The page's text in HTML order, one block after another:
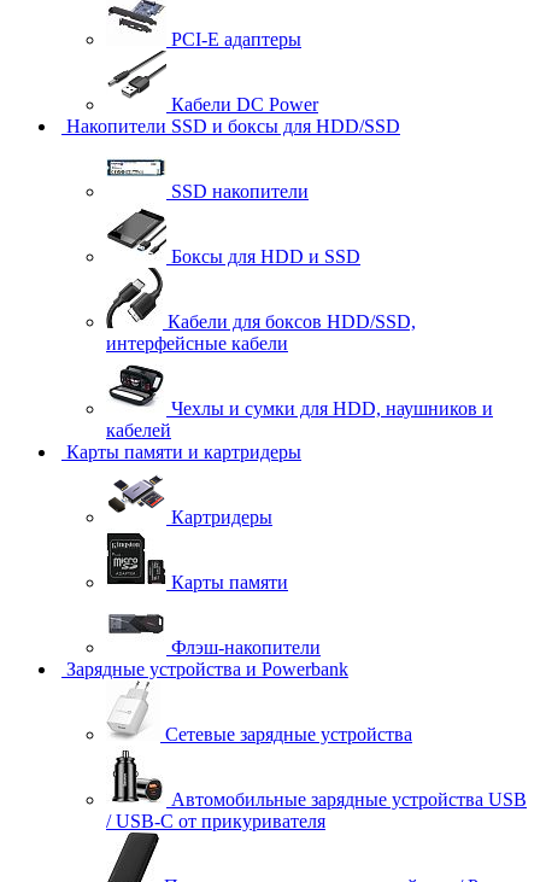
PCI-E адаптеры
Кабели DC Power
Накопители SSD и боксы для HDD/SSD
SSD накопители
Боксы для HDD и SSD
Кабели для боксов HDD/SSD,
интерфейсные кабели
Чехлы и сумки для HDD, наушников и
кабелей
Карты памяти и картридеры
Картридеры
Карты памяти
Флэш-накопители
Зарядные устройства и Powerbank
Сетевые зарядные устройства
Автомобильные зарядные устройства USB
/ USB-C от прикуривателя